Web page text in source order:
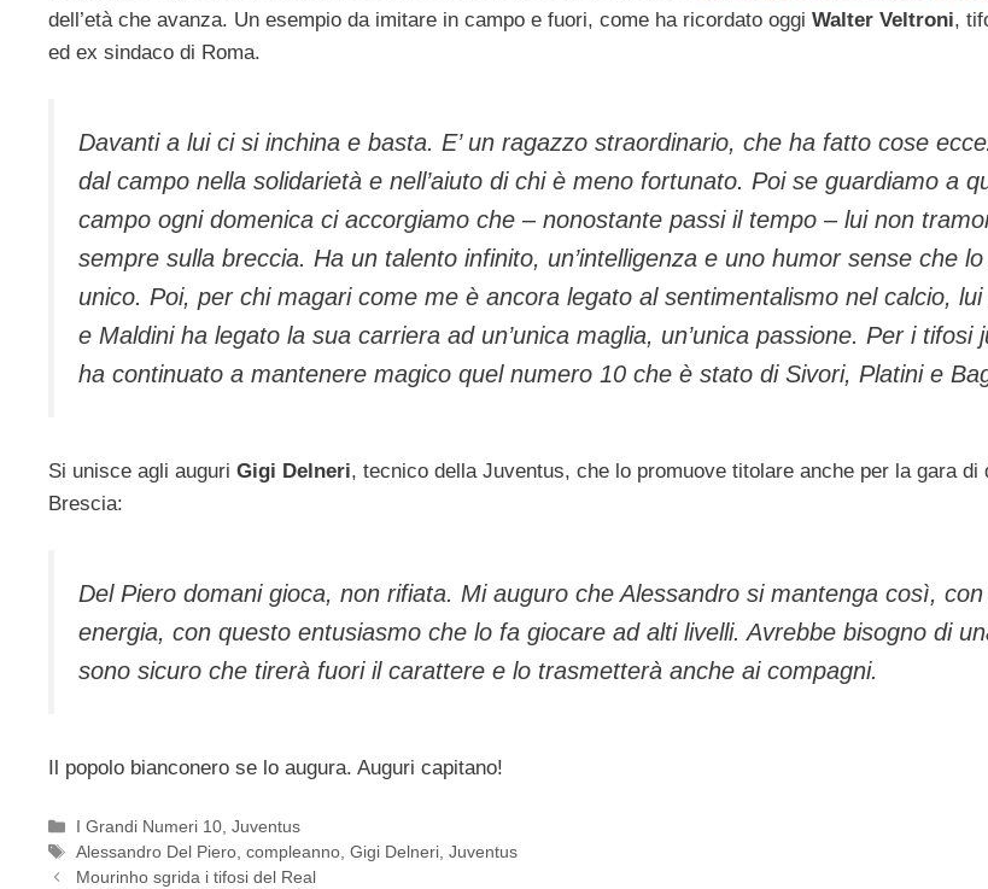
dell’età che avanza. Un esempio da imitare in campo e fuori, come ha ricordato oggi Walter Veltroni,
ed ex sindaco di Roma.
Davanti a lui ci si inchina e basta. E’ un ragazzo straordinario, che ha fatto cose
dal campo nella solidarietà e nell’aiuto di chi è meno fortunato. Poi se guardiamo a
campo ogni domenica ci accorgiamo che – nonostante passi il tempo – lui non
sempre sulla breccia. Ha un talento infinito, un’intelligenza e uno humor sense che
unico. Poi, per chi magari come me è ancora legato al sentimentalismo nel calcio,
e Maldini ha legato la sua carriera ad un’unica maglia, un’unica passione. Per i tifosi
ha continuato a mantenere magico quel numero 10 che è stato di Sivori, Platini e
Si unisce agli auguri Gigi Delneri, tecnico della Juventus, che lo promuove titolare anche per la gara di
Brescia:
Del Piero domani gioca, non rifiata. Mi auguro che Alessandro si mantenga così,
energia, con questo entusiasmo che lo fa giocare ad alti livelli. Avrebbe bisogno di
sono sicuro che tirerà fuori il carattere e lo trasmetterà anche ai compagni.
Il popolo bianconero se lo augura. Auguri capitano!
Categorie
I Grandi Numeri 10,Juventus
Tag
Alessandro Del Piero,compleanno,Gigi Delneri,Juventus
Mourinho sgrida i tifosi del Real